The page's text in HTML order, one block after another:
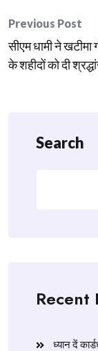
Post
Previous Post
सीएम धामी ने खटीमा
के शहीदों को दी
Search
Recent
ध्यान दें